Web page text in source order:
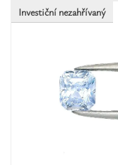
Investiční nezahřívaný